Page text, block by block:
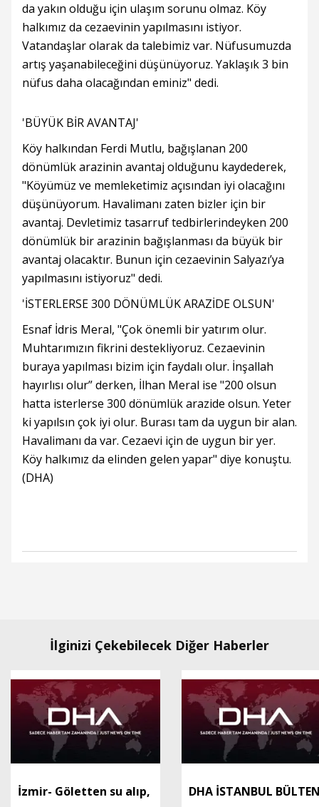
da yakın olduğu için ulaşım sorunu olmaz. Köy
halkımız da cezaevinin yapılmasını istiyor.
Vatandaşlar olarak da talebimiz var. Nüfusumuzda
artış yaşanabileceğini düşünüyoruz. Yaklaşık 3 bin
nüfus daha olacağından eminiz" dedi.
'BÜYÜK BİR AVANTAJ'
Köy halkından Ferdi Mutlu, bağışlanan 200
dönümlük arazinin avantaj olduğunu kaydederek,
"Köyümüz ve memleketimiz açısından iyi olacağını
düşünüyorum. Havalimanı zaten bizler için bir
avantaj. Devletimiz tasarruf tedbirlerindeyken 200
dönümlük bir arazinin bağışlanması da büyük bir
avantaj olacaktır. Bunun için cezaevinin Salyazı’ya
yapılmasını istiyoruz" dedi.
'İSTERLERSE 300 DÖNÜMLÜK ARAZİDE OLSUN'
Esnaf İdris Meral, "Çok önemli bir yatırım olur.
Muhtarımızın fikrini destekliyoruz. Cezaevinin
buraya yapılması bizim için faydalı olur. İnşallah
hayırlısı olur” derken, İlhan Meral ise "200 olsun
hatta isterlerse 300 dönümlük arazide olsun. Yeter
ki yapılsın çok iyi olur. Burası tam da uygun bir alan.
Havalimanı da var. Cezaevi için de uygun bir yer.
Köy halkımız da elinden gelen yapar" diye konuştu.
(DHA)
İlginizi Çekebilecek Diğer Haberler
İzmir- Göletten su alıp, DHA İSTANBUL